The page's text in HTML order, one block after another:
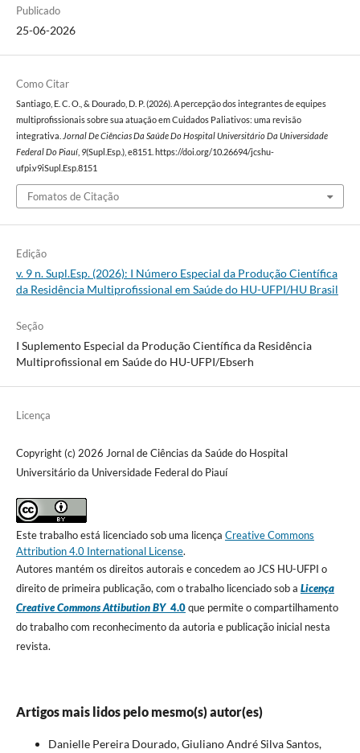
Publicado
25-06-2026
Como Citar
Santiago, E. C. O., & Dourado, D. P. (2026). A percepção dos integrantes de equipes
multiprofissionais sobre sua atuação em Cuidados Paliativos: uma revisão
integrativa. Jornal De Ciências Da Saúde Do Hospital Universitário Da Universidade
Federal Do Piauí, 9(Supl.Esp.), e8151. https://doi.org/10.26694/jcshu-
ufpi.v9iSupl.Esp.8151
Fomatos de Citação
Edição
v. 9 n. Supl.Esp. (2026): I Número Especial da Produção Científica
da Residência Multiprofissional em Saúde do HU-UFPI/HU Brasil
Seção
I Suplemento Especial da Produção Científica da Residência
Multiprofissional em Saúde do HU-UFPI/Ebserh
Licença
Copyright (c) 2026 Jornal de Ciências da Saúde do Hospital
Universitário da Universidade Federal do Piauí
Este trabalho está licenciado sob uma licença Creative Commons
Attribution 4.0 International License.
Autores mantém os direitos autorais e concedem ao JCS HU-UFPI o
direito de primeira publicação, com o trabalho licenciado sob a Licença
Creative Commons Attibution BY4.0que permite o compartilhamento
do trabalho com reconhecimento da autoria e publicação inicial nesta
revista.
Artigos mais lidos pelo mesmo(s) autor(es)
Danielle Pereira Dourado, Giuliano André Silva Santos,